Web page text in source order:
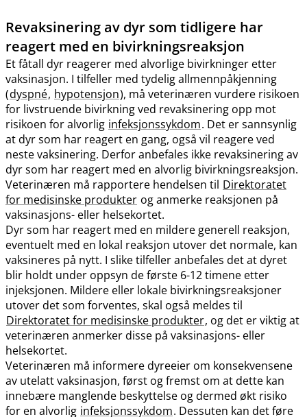
Revaksinering av dyr som tidligere har
reagert med en bivirkningsreaksjon
Et fåtall dyr reagerer med alvorlige bivirkninger etter
vaksinasjon. I tilfeller med tydelig allmennpåkjenning
(dyspné, hypotensjon), må veterinæren vurdere risikoen
for livstruende bivirkning ved revaksinering opp mot
risikoen for alvorlig infeksjonssykdom. Det er sannsynlig
at dyr som har reagert en gang, også vil reagere ved
neste vaksinering. Derfor anbefales ikke revaksinering av
dyr som har reagert med en alvorlig bivirkningsreaksjon.
Veterinæren må rapportere hendelsen til Direktoratet
for medisinske produkter og anmerke reaksjonen på
vaksinasjons- eller helsekortet.
Dyr som har reagert med en mildere generell reaksjon,
eventuelt med en lokal reaksjon utover det normale, kan
vaksineres på nytt. I slike tilfeller anbefales det at dyret
blir holdt under oppsyn de første 6-12 timene etter
injeksjonen. Mildere eller lokale bivirkningsreaksjoner
utover det som forventes, skal også meldes til
Direktoratet for medisinske produkter, og det er viktig at
veterinæren anmerker disse på vaksinasjons- eller
helsekortet.
Veterinæren må informere dyreeier om konsekvensene
av utelatt vaksinasjon, først og fremst om at dette kan
innebære manglende beskyttelse og dermed økt risiko
for en alvorlig infeksjonssykdom. Dessuten kan det føre